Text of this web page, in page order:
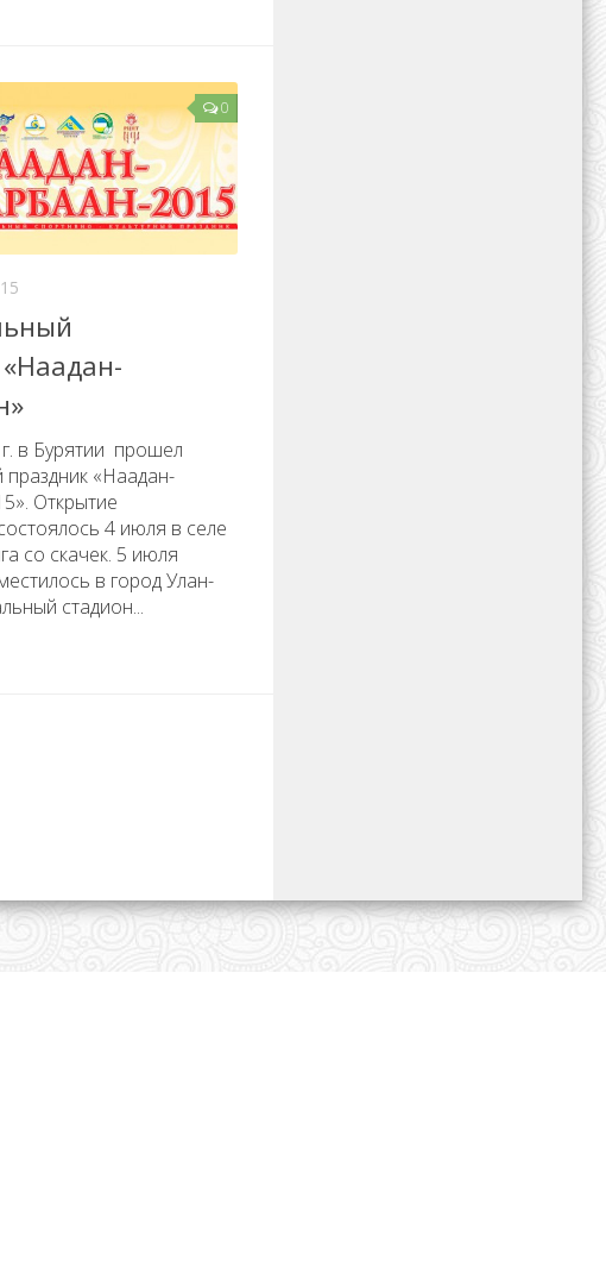
0
в Бурятии прошел
«Наадан-
Открытие
4 июля в селе
со скачек. 5 июля
в город Улан-
стадион...